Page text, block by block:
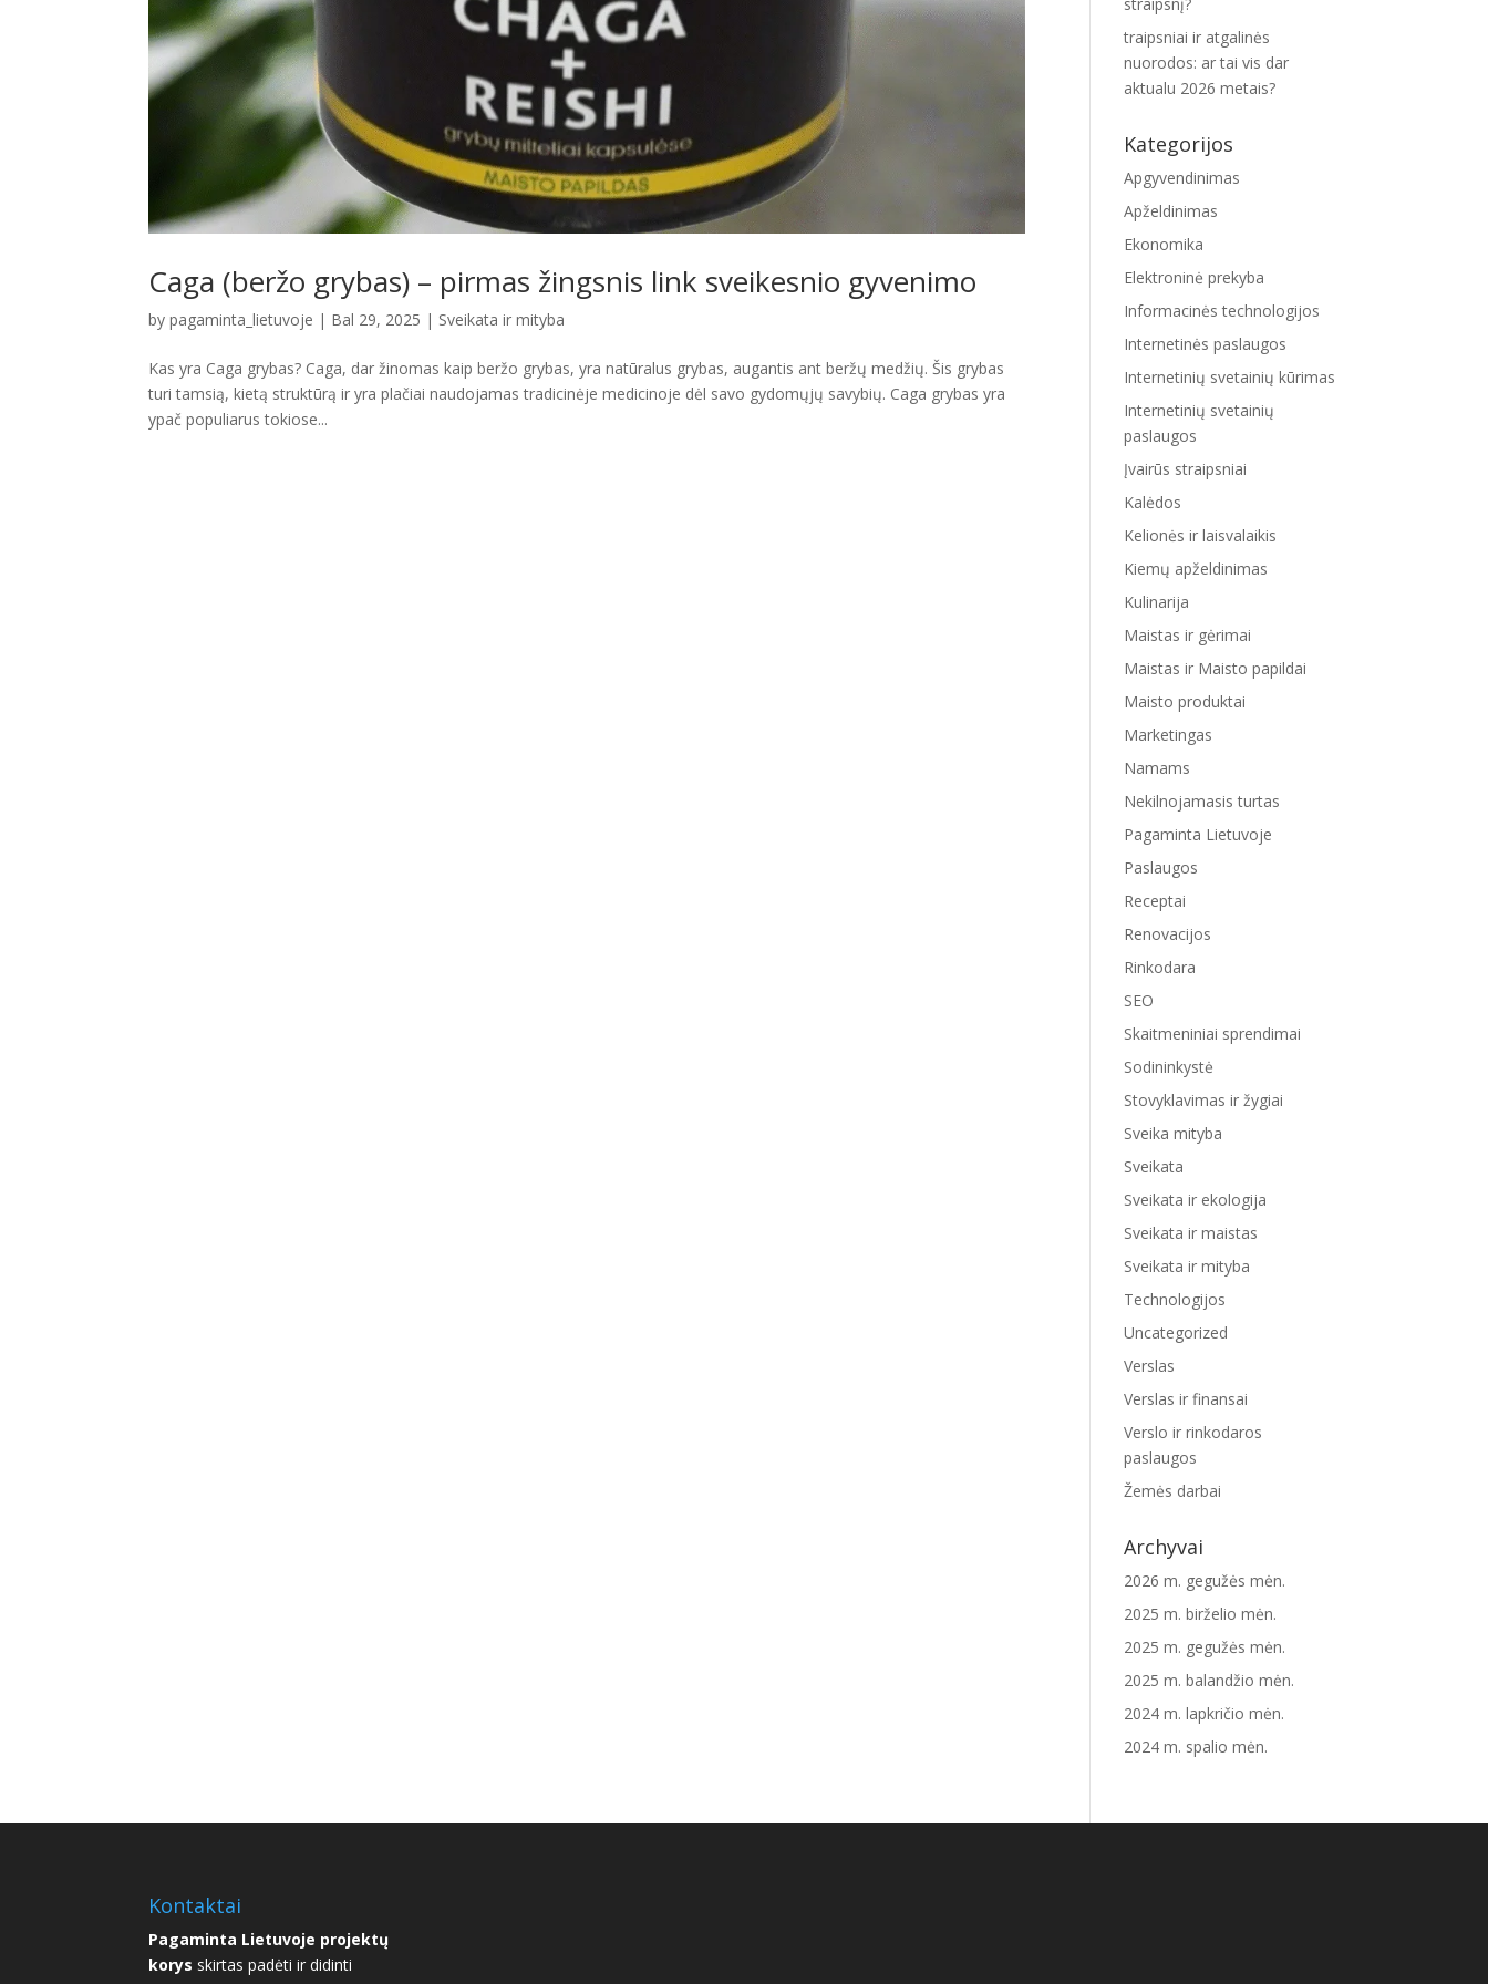
Caga (beržo grybas) – pirmas žingsnis link sveikesnio gyvenimo
bypagaminta_lietuvoje | Bal 29, 2025 | Sveikata ir mityba
Kas yra Caga grybas? Caga, dar žinomas kaip beržo grybas, yra natūralus grybas, augantis ant beržų medžių. Šis grybas
turi tamsią, kietą struktūrą ir yra plačiai naudojamas tradicinėje medicinoje dėl savo gydomųjų savybių. Caga grybas yra
ypač populiarus tokiose...
traipsniai ir atgalinės
nuorodos: ar tai vis dar
aktualu 2026 metais?
Kategorijos
Apgyvendinimas
Apželdinimas
Ekonomika
Elektroninė prekyba
Informacinės technologijos
Internetinės paslaugos
Internetinių svetainių kūrimas
Internetinių svetainių
paslaugos
Įvairūs straipsniai
Kalėdos
Kelionės ir laisvalaikis
Kiemų apželdinimas
Kulinarija
Maistas ir gėrimai
Maistas ir Maisto papildai
Maisto produktai
Marketingas
Namams
Nekilnojamasis turtas
Pagaminta Lietuvoje
Paslaugos
Receptai
Renovacijos
Rinkodara
SEO
Skaitmeniniai sprendimai
Sodininkystė
Stovyklavimas ir žygiai
Sveika mityba
Sveikata
Sveikata ir ekologija
Sveikata ir maistas
Sveikata ir mityba
Technologijos
Uncategorized
Verslas
Verslas ir finansai
Verslo ir rinkodaros
paslaugos
Žemės darbai
Archyvai
2026 m. gegužės mėn.
2025 m. birželio mėn.
2025 m. gegužės mėn.
2025 m. balandžio mėn.
2024 m. lapkričio mėn.
2024 m. spalio mėn.
Kontaktai
Pagaminta Lietuvoje projektų
korys skirtas padėti ir didinti